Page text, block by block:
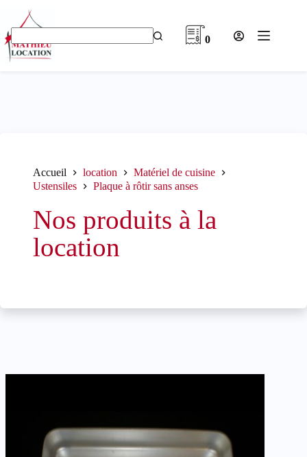
contenu
Aucun
résultat
0
Accueil location
Matériel de cuisine
Ustensiles
Plaque à rôtir sans anses
Nos produits à la
location